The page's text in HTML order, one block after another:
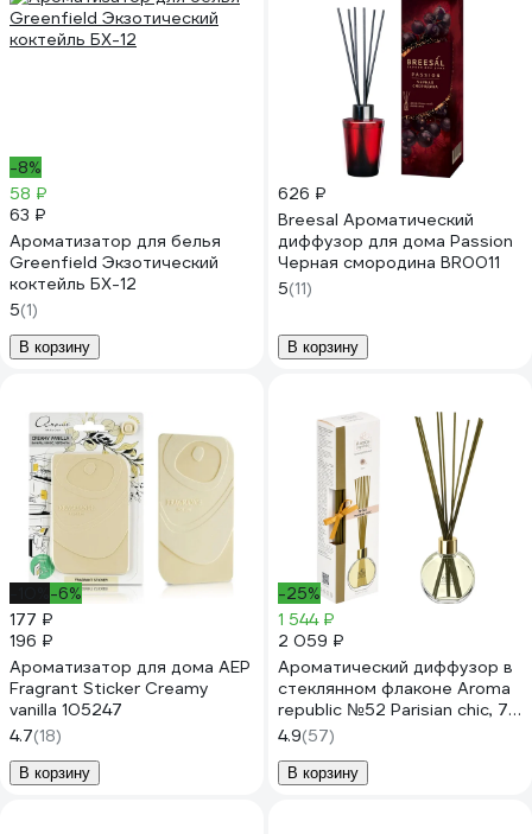
-8%
58 ₽
63 ₽
Ароматизатор для белья
Greenfield Экзотический
коктейль БХ-12
5(1)
В корзину
626 ₽
Breesal Ароматический
диффузор для дома Passion
Черная смородина BR0011
5(11)
В корзину
-6%
177 ₽
196 ₽
Ароматизатор для дома АЕР
Fragrant Sticker Creamy
vanilla 105247
4.7(18)
В корзину
-25%
1 544 ₽
2 059 ₽
Ароматический диффузор в
стеклянном флаконе Aroma
republic №52 Parisian chic, 70
мл 93833
4.9(57)
В корзину